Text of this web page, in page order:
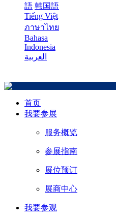
語 韩国語
Tiếng Việt
ภาษาไทย
Bahasa
Indonesia
العربية
首页
我要参展
服务概览
参展指南
展位预订
展商中心
我要参观